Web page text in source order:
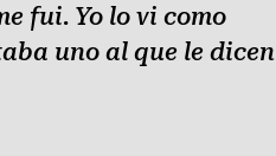
fui. Yo lo vi como
uno al que le dicen